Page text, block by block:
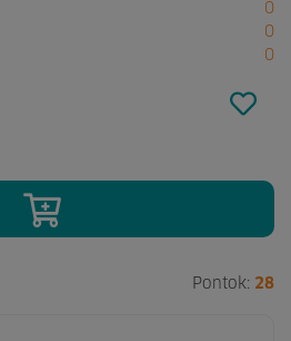
0
0
0
Pontok: 28